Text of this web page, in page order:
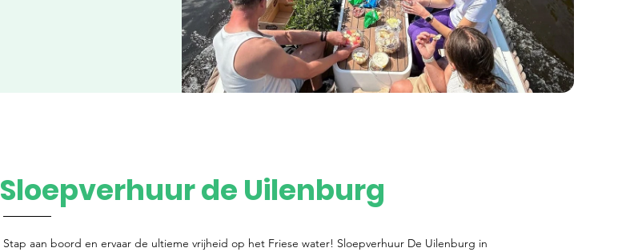
Sloepverhuur de Uilenburg
Stap aan boord en ervaar de ultieme vrijheid op het Friese water! Sloepverhuur De Uilenburg in